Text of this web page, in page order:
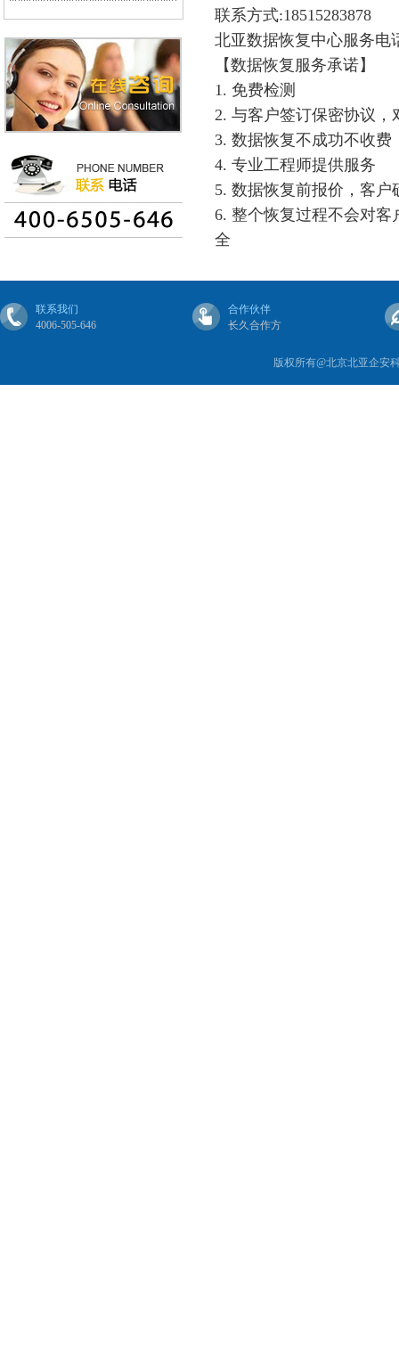
联系方式:18515283878
北亚数据恢复中心服务电
【数据恢复服务承诺】
1. 免费检测
2. 与客户签订保密协议，
3. 数据恢复不成功不收费
4. 专业工程师提供服务
5. 数据恢复前报价，客
6. 整个恢复过程不会对
全
联系我们
4006-505-646
合作伙伴
长久合作方
版权所有@北京北亚企安